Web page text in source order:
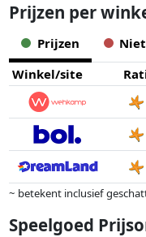
Prijzen per
Prijzen
Winkel/site
~ betekent inclusief
gewicht.
Speelgoed